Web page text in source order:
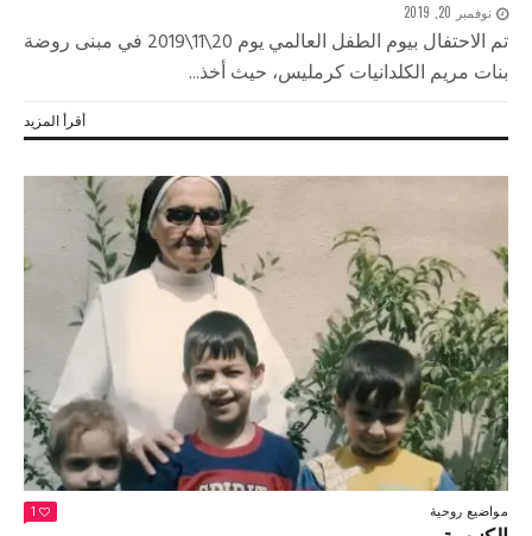
نوفمبر 20, 2019
تم الاحتفال بيوم الطفل العالمي يوم 20\11\2019 في مبنى روضة
بنات مريم الكلدانيات كرمليس، حيث أخذ...
أقرأ المزيد
مواضيع روحية 1